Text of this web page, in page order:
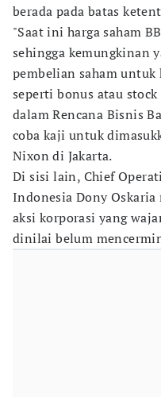
berada pada batas
"Saat ini harga saham
sehingga kemungkinan
pembelian saham untuk
seperti bonus atau
dalam Rencana Bisnis
coba kaji untuk
Nixon di Jakarta.
Di sisi lain, Chief
Indonesia Dony Oskaria
aksi korporasi yang
dinilai belum